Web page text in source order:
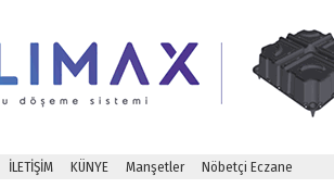
İLETİŞİM KÜNYE Manşetler Nöbetçi Eczane